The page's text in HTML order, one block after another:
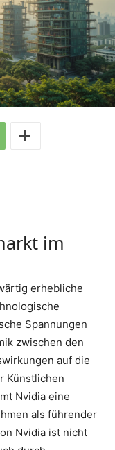
im
erhebliche
Spannungen
zwischen den
auf die
Künstlichen
Nvidia eine
als führender
Nvidia ist nicht